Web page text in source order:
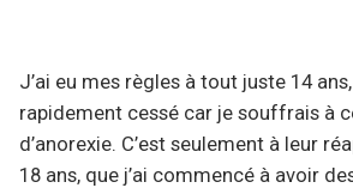
J’ai eu mes règles à tout juste 14
rapidement cessé car je souffrais à
d’anorexie. C’est seulement à leur
18 ans, que j’ai commencé à avoir